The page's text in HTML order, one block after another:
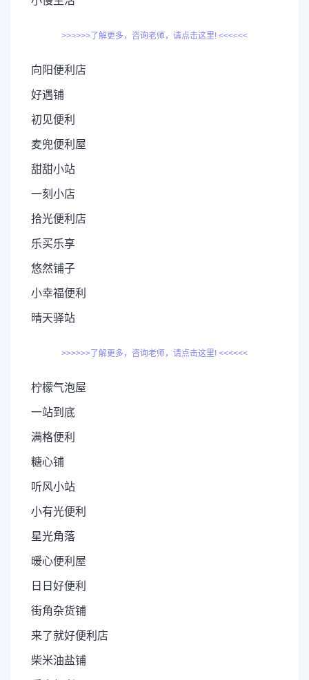
>>>>>>了解更多，咨询老师，请点击这里! <<<<<<
向阳便利店
好遇铺
初见便利
麦兜便利屋
甜甜小站
一刻小店
拾光便利店
乐买乐享
悠然铺子
小幸福便利
晴天驿站
>>>>>>了解更多，咨询老师，请点击这里! <<<<<<
柠檬气泡屋
一站到底
满格便利
糖心铺
听风小站
小有光便利
星光角落
暖心便利屋
日日好便利
街角杂货铺
来了就好便利店
柴米油盐铺